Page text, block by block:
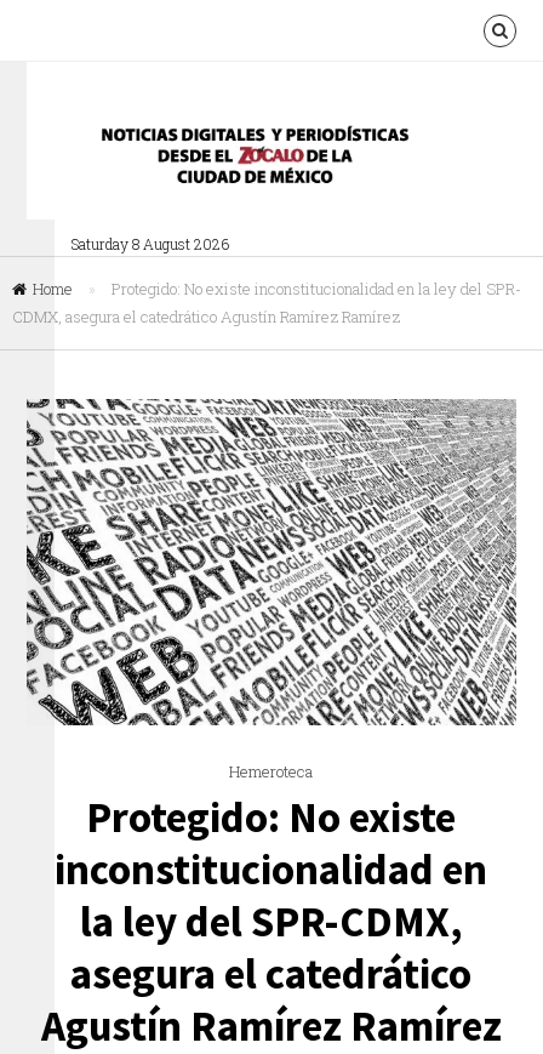
Saturday 8 August 2026
Home »
Protegido: No existe inconstitucionalidad en la ley del SPR-
CDMX, asegura el catedrático Agustín Ramírez Ramírez
Hemeroteca
Protegido: No existe
inconstitucionalidad en
la ley del SPR-CDMX,
asegura el catedrático
Agustín Ramírez Ramírez